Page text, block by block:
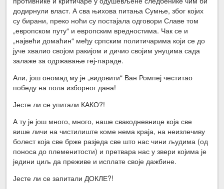
додирнули власт. А сва њихова питања Сумње, због којих
су бирани, преко ноћи су постајала одговори Славе том
„европском путу“ и европским вредностима. Чак се и
„највећи домаћин“ међу српским политичарима који се до
јуче хвалио својом ракијом и дичио својим унуцима сада
залаже за одржавање геј-параде.
Али, још ономад му је „видовити“ Ван Ромпеј честитао
победу на пола изборног дана!
Јесте ли се упитали КАКО?!
А ту је још много, много, наше свакодневнице која све
више личи на чистилиште коме нема краја, на неизлечиву
болест која све брже разједа све што нас чини људима (од
поноса до племенитости) и претвара нас у звери којима је
једини циљ да преживе и исплате своје дажбине.
Јесте ли се запитали ДОКЛЕ?!